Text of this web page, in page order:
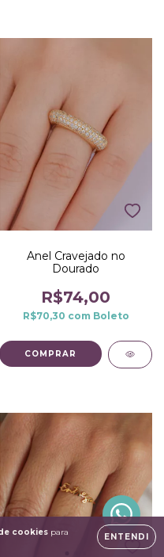
cookies para
ENTENDI
Anel Cravejado no
Dourado
R$74,00
R$70,30 com Boleto
COMPRAR